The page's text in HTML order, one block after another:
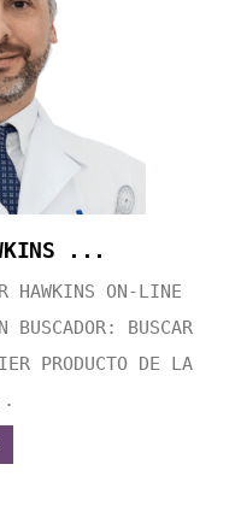
...
HAWKINS ON-LINE
BUSCAR
PRODUCTO DE LA